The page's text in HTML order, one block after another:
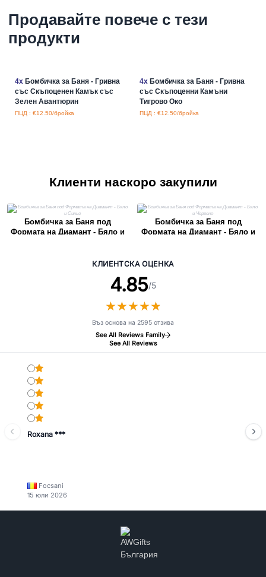
Продавайте повече с тези
продукти
4xБомбичка за Баня - Гривна
със Скъпоценен Камък със
Зелен Авантюрин
ПЦД : €12.50/бройка
4xБомбичка за Баня - Гривна
със Скъпоценни Камъни
Тигрово Око
ПЦД : €12.50/бройка
Клиенти наскоро закупили
Бомбичка за Баня под
Формата на Диамант - Бяло и
Бомбичка за Баня под
Формата на Диамант - Бяло и
КЛИЕНТСКА ОЦЕНКА
4.85/5
★★★★★
★★★★★
Въз основа на 2595 отзива
See All Reviews Family
See All Reviews
Roxana ***
Focsani
15 юли 2026